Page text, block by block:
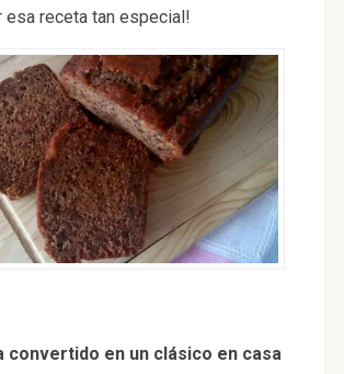
esa receta tan especial!
convertido en un clásico en casa